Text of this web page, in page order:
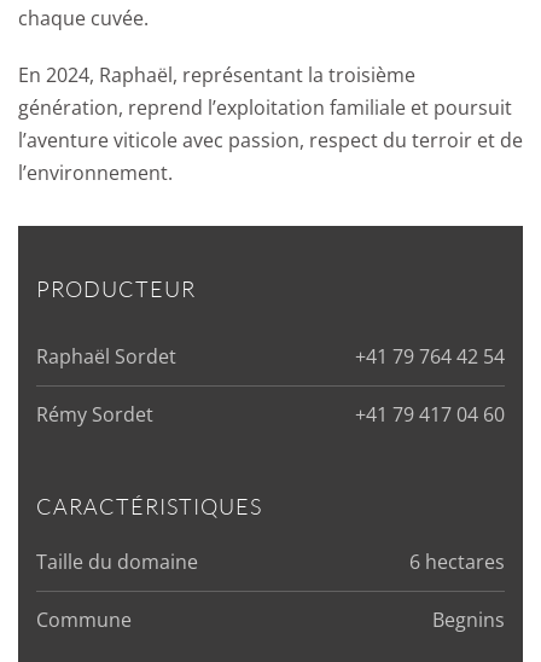
chaque cuvée.
En 2024, Raphaël, représentant la troisième
génération, reprend l’exploitation familiale et poursuit
l’aventure viticole avec passion, respect du terroir et de
l’environnement.
PRODUCTEUR
Raphaël Sordet +41 79 764 42 54
Rémy Sordet +41 79 417 04 60
CARACTÉRISTIQUES
Taille du domaine 6 hectares
Commune Begnins